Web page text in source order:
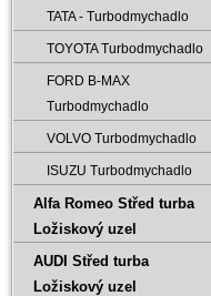
TATA - Turbodmychadlo
TOYOTA Turbodmychadlo
FORD B-MAX
Turbodmychadlo
VOLVO Turbodmychadlo
ISUZU Turbodmychadlo
Alfa Romeo Střed turba
Ložiskový uzel
AUDI Střed turba
Ložiskový uzel